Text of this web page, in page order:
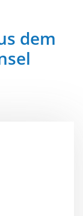
dem